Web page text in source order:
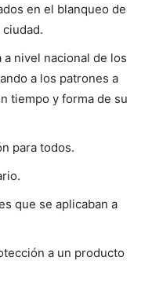
en el blanqueo de
nivel nacional de los
a los patrones a
tiempo y forma de su
para todos.
que se aplicaban a
a un producto